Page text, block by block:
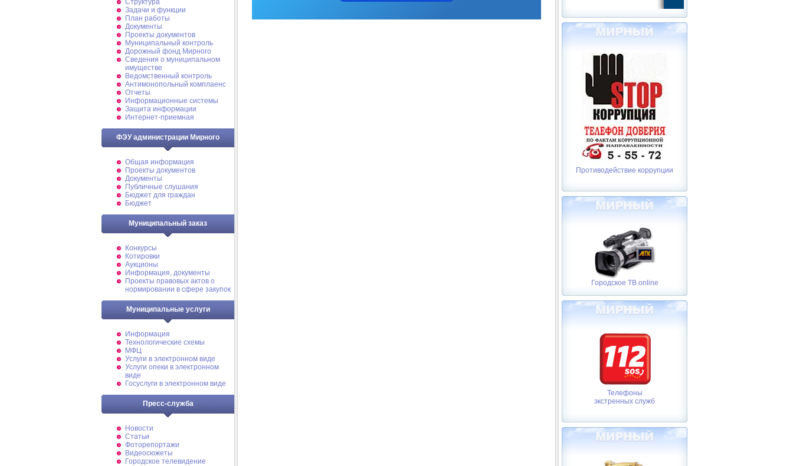
Структура
Задачи и функции
План работы
Документы
Проекты документов
Муниципальный контроль
Дорожный фонд Мирного
Cведения о муниципальном
имуществе
Ведомственный контроль
Антимонопольный комплаенс
Отчеты
Информационные системы
Защита информации
Интернет-приемная
ФЭУ администрации Мирного
Общая информация
Проекты документов
Документы
Публичные слушания
Бюджет для граждан
Бюджет
Муниципальный заказ
Конкурсы
Котировки
Аукционы
Информация, документы
Проекты правовых актов о
нормировании в сфере закупок
Муниципальные услуги
Информация
Технологические схемы
МФЦ
Услуги в электронном виде
Услуги опеки в электронном
виде
Госуслуги в электронном виде
Пресс-служба
Новости
Статьи
Фоторепортажи
Видеосюжеты
Городское телевидение
Противодействие коррупции
Городское ТВ online
Телефоны
экстренных служб